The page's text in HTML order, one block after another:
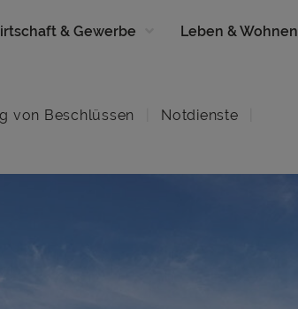
& Gewerbe Leben & Wohnen
von Beschlüssen
Notdienste